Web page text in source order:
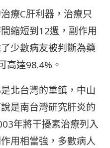
療C肝利器，治療只
縮短到12週，副作用
少數病友被判斷為藥
高達98.4%。
北台灣的重鎮，中山
是南台灣研究肝炎的
年將干擾素治療列入
用相當強，多數病人